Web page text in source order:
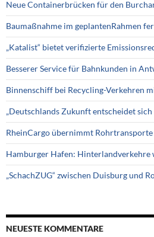
Neue Containerbrücken für den
Baumaßnahme im geplantenRahmen
„Katalist“ bietet verifizierte
Besserer Service für Bahnkunden in
Binnenschiff bei Recycling-Verkehren
„Deutschlands Zukunft entscheidet sich
RheinCargo übernimmt Rohrtransporte
Hamburger Hafen: Hinterlandverkehre
„SchachZUG“ zwischen Duisburg und
NEUESTE KOMMENTARE